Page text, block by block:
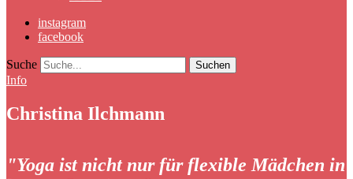
instagram
facebook
Suche
Info
Christina Ilchmann
"Yoga ist nicht nur für flexible Mädchen in